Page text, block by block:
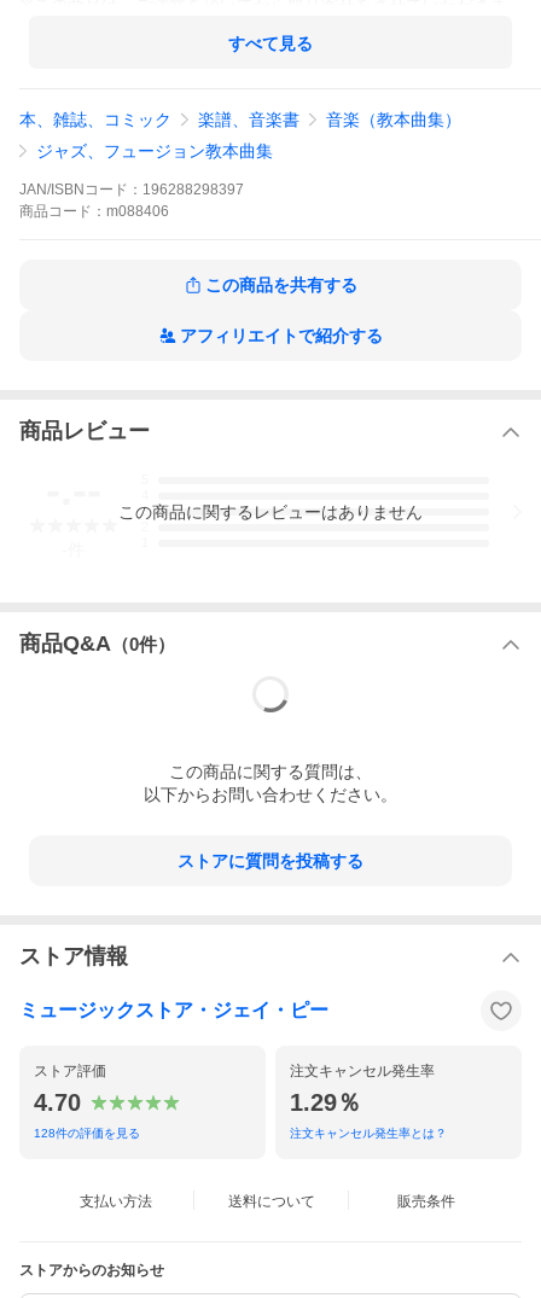
入手不可能になってしまう場合も希にございます。
すべて見る
本、雑誌、コミック 楽譜、音楽書
音楽（教本曲集）
ジャズ、フュージョン教本曲集
JAN/ISBNコード： 196288298397
商品 コード： m088406
この商品を共有する
アフィリエイトで紹介する
商品レビュー
3
この商品に関するレビューはありません
商品Q&A （0件）
この商品に関する質問は、
以下からお問い合わせください。
ストアに質問を投稿する
ストア情報
ミュージックストア・ジェイ・ピー
ストア評価
4.70
128件の評価を見る
注文キャンセル発生率
1.29％
注文キャンセル発生率とは？
支払い方法 送料について 販売条件
ストアからのお知らせ